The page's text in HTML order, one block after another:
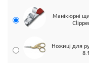
Манікюрні
Ножиці для